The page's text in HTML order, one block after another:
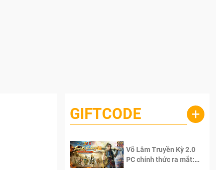
GIFTCODE +
Võ Lâm Truyền Kỳ 2.0
PC chính thức ra mắt: